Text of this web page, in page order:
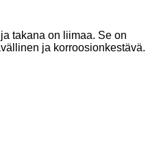
takana on liimaa. Se on
ja korroosionkestävä.